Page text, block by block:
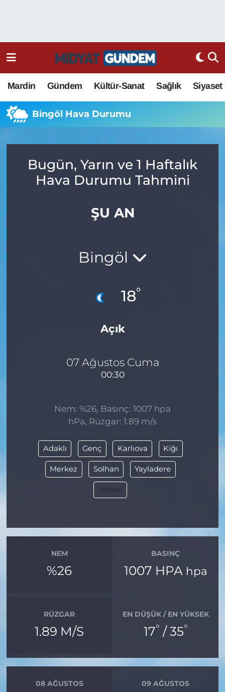
Mardin Gündem Kültür-Sanat Sağlık Siyaset
Bingöl Hava Durumu
Bugün, Yarın ve 1 Haftalık
Hava Durumu Tahmini
ŞU AN
Bingöl
18°
Açık
07 Ağustos Cuma
00:30
Nem: %26, Basınç: 1007 hpa
hPa, Rüzgar: 1.89 m/s
Adaklı Genç Karlıova Kiğı
Merkez Solhan Yayladere
Yedisu
NEM
%26
BASINÇ
1007 HPA hpa
RÜZGAR
1.89 M/S
EN DÜŞÜK / EN YÜKSEK
17° / 35°
08 AĞUSTOS
09 AĞUSTOS